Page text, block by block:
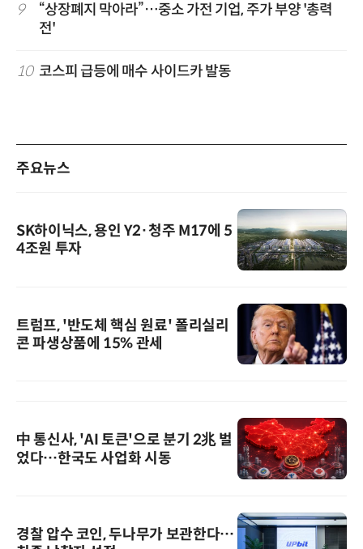
9
“상장폐지 막아라”…중소 가전 기업, 주가 부양 '총력
전'
10 코스피 급등에 매수 사이드카 발동
주요뉴스
SK하이닉스, 용인 Y2·청주 M17에 5
4조원 투자
트럼프, '반도체 핵심 원료' 폴리실리
콘 파생상품에 15% 관세
中 통신사, 'AI 토큰'으로 분기 2兆 벌
었다…한국도 사업화 시동
경찰 압수 코인, 두나무가 보관한다…